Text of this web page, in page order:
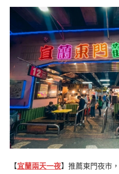
【宜蘭兩天一夜】推薦東門夜市，